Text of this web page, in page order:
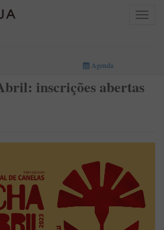
Toggle
Agenda
inscrições abertas